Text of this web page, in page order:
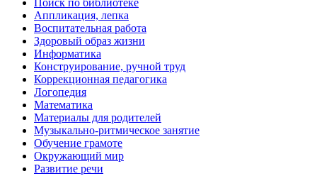
Аппликация, лепка
Воспитательная работа
Здоровый образ жизни
Информатика
Конструирование, ручной труд
Коррекционная педагогика
Логопедия
Математика
Материалы для родителей
Музыкально-ритмическое занятие
Обучение грамоте
Окружающий мир
Развитие речи